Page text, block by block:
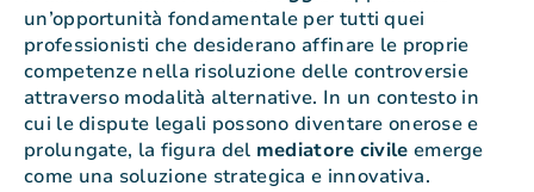
un’opportunità fondamentale per tutti quei
professionisti che desiderano affinare le proprie
competenze nella risoluzione delle controversie
attraverso modalità alternative. In un contesto in
cui le dispute legali possono diventare onerose e
prolungate, la figura del mediatore civile emerge
come una soluzione strategica e innovativa.